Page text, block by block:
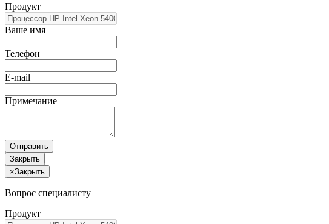
Продукт
Ваше имя
Телефон
E-mail
Примечание
Отправить
Закрыть
×Закрыть
Вопрос специалисту
Продукт